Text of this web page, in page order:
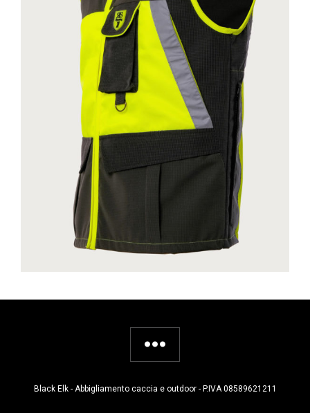
Black Elk - Abbigliamento caccia e outdoor - P.IVA 08589621211